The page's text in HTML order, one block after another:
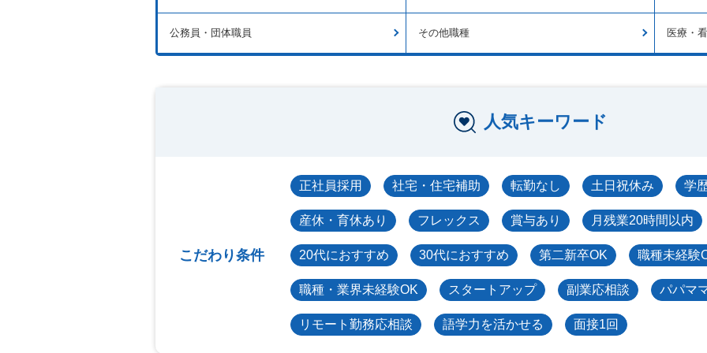
公務員・団体職員 その他職種 医療・
人気キーワード
こだわり条件
正社員採用 社宅・住宅補助 転勤なし 土日祝休み 学
産休・育休あり フレックス 賞与あり 月残業20時間以内
20代におすすめ 30代におすすめ 第二新卒OK 職種未経験
職種・業界未経験OK スタートアップ 副業応相談 パパマ
リモート勤務応相談 語学力を活かせる 面接1回